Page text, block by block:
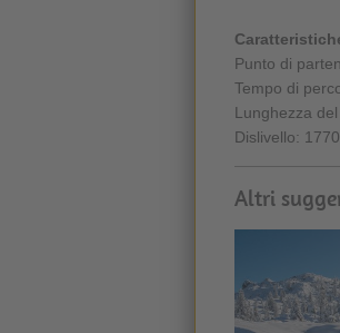
Punto di
Tempo di
Lunghezza
Dislivello:
Altri